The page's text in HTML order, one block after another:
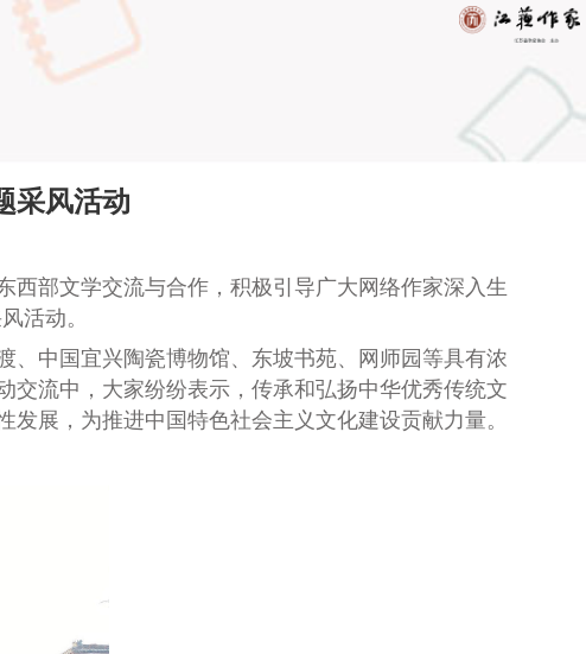
采风活动
西部文学交流与合作，积极引导广大网络作家深入生
活动。
、中国宜兴陶瓷博物馆、东坡书苑、网师园等具有浓
流中，大家纷纷表示，传承和弘扬中华优秀传统文
发展， 为推进中国特色社会主义文化建设贡献力量。